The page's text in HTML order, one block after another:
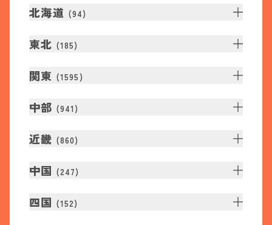
北海道 (94)
東北 (185)
関東 (1595 )
中部 (941 )
近畿 (860)
中国 (247)
四国 (152)